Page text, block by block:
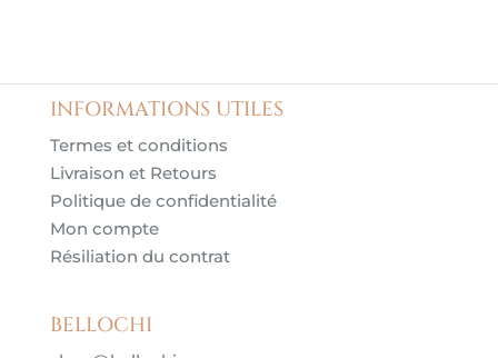
INFORMATIONS UTILES
Termes et conditions
Livraison et Retours
Politique de confidentialité
Mon compte
Résiliation du contrat
BELLOCHI